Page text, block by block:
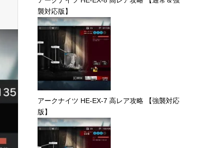
襲対応版】
アークナイツ HE-EX-7 高レア攻略 【強襲対応
版】